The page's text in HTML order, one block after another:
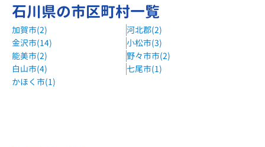
金石街道沿い、大徳小学校向かい
個別教室のマナベスト金石校
金沢西警察署から歩いてすぐ
個別教室のマナベスト笠舞校
北陸鉄道 笠舞二丁目バス停 徒歩1分
石川県の市区町村一覧
加賀市(2)
河北郡(2)
金沢市(14)
小松市(3)
能美市(2)
野々市市(2)
白山市(4)
七尾市(1)
かほく市(1)